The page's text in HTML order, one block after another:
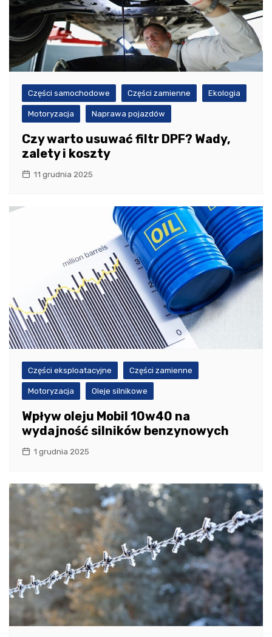
Części samochodowe Części zamienne Ekologia
Motoryzacja Naprawa pojazdów
Czy warto usuwać filtr DPF? Wady,
zalety i koszty
11 grudnia 2025
Części eksploatacyjne Części zamienne
Motoryzacja Oleje silnikowe
Wpływ oleju Mobil 10w40 na
wydajność silników benzynowych
1 grudnia 2025